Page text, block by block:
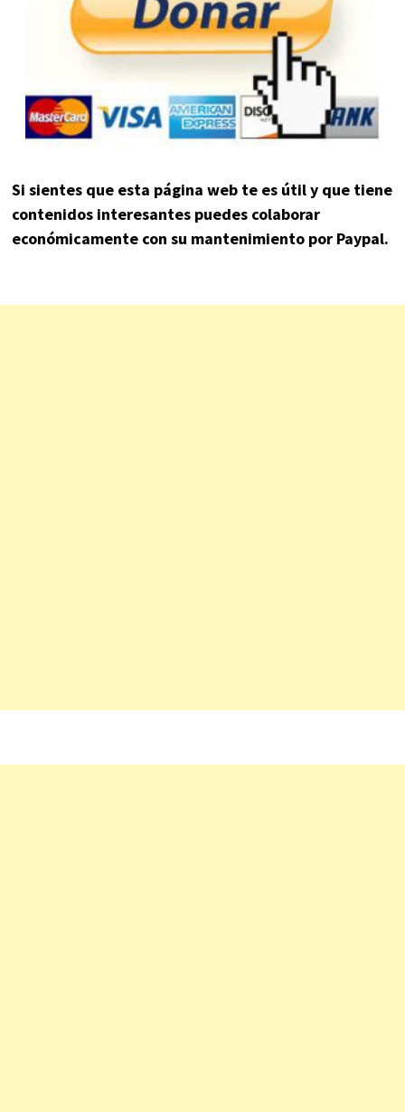
Si sientes que esta página web te es útil y que tiene
contenidos interesantes puedes colaborar
económicamente con su mantenimiento por Paypal.